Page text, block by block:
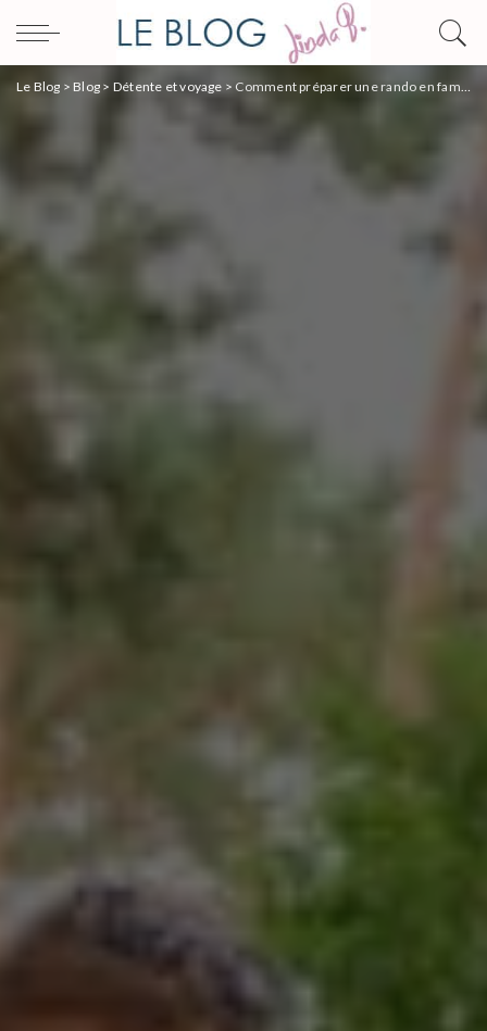
Le Blog > Blog > Détente et voyage > Comment préparer une rando en famille ?